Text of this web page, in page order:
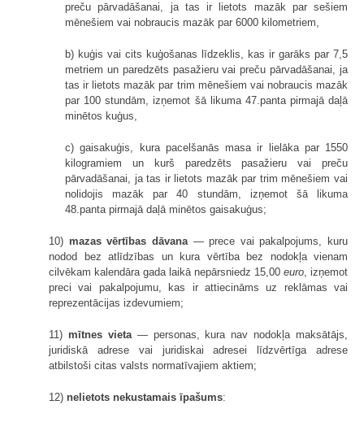
preču pārvadāšanai, ja tas ir lietots mazāk par sešiem
mēnešiem vai nobraucis mazāk par 6000 kilometriem,
b) kuģis vai cits kuģošanas līdzeklis, kas ir garāks par 7,5
metriem un paredzēts pasažieru vai preču pārvadāšanai, ja
tas ir lietots mazāk par trim mēnešiem vai nobraucis mazāk
par 100 stundām, izņemot šā likuma 47.panta pirmajā daļā
minētos kuģus,
c) gaisakuģis, kura pacelšanās masa ir lielāka par 1550
kilogramiem un kurš paredzēts pasažieru vai preču
pārvadāšanai, ja tas ir lietots mazāk par trim mēnešiem vai
nolidojis mazāk par 40 stundām, izņemot šā likuma
48.panta pirmajā daļā minētos gaisakuģus;
10) mazas vērtības dāvana— prece vai pakalpojums, kuru
nodod bez atlīdzības un kura vērtība bez nodokļa vienam
cilvēkam kalendāra gada laikā nepārsniedz 15,00 euro, izņemot
preci vai pakalpojumu, kas ir attiecināms uz reklāmas vai
reprezentācijas izdevumiem;
11) mītnes vieta— personas, kura nav nodokļa maksātājs,
juridiskā adrese vai juridiskai adresei līdzvērtīga adrese
atbilstoši citas valsts normatīvajiem aktiem;
12) nelietots nekustamais īpašums: